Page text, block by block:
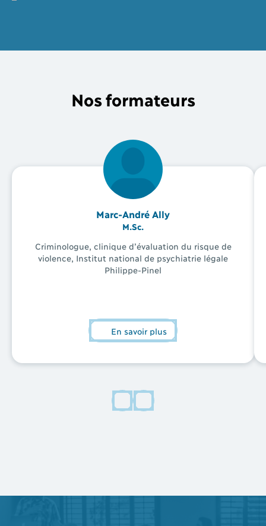
Nos formateurs
Marc-André Ally
M.Sc.
Criminologue, clinique d’évaluation du risque de
violence, Institut national de psychiatrie légale
Philippe-Pinel
En savoir plus